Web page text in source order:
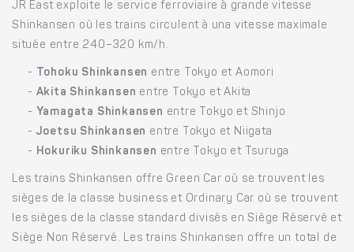
JR East exploite le service ferroviaire à grande vitesse
Shinkansen où les trains circulent à una vitesse maximale
située entre 240–320 km/h.
- Tohoku Shinkansen entre Tokyo et Aomori
- Akita Shinkansen entre Tokyo et Akita
- Yamagata Shinkansen entre Tokyo et Shinjo
- Joetsu Shinkansen entre Tokyo et Niigata
- Hokuriku Shinkansen entre Tokyo et Tsuruga
Les trains Shinkansen offre Green Car où se trouvent les
sièges de la classe business et Ordinary Car où se trouvent
les sièges de la classe standard divisés en Siège Réservé et
Siège Non Réservé. Les trains Shinkansen offre un total de